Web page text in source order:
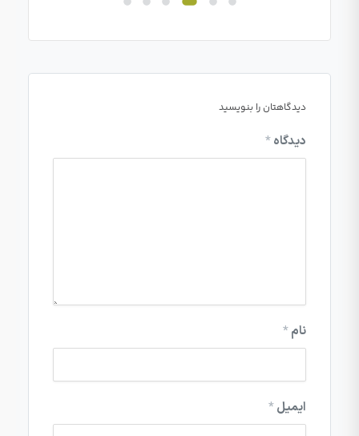
دیدگاهتان را بنویسید
دیدگاه*
نام*
ایمیل*